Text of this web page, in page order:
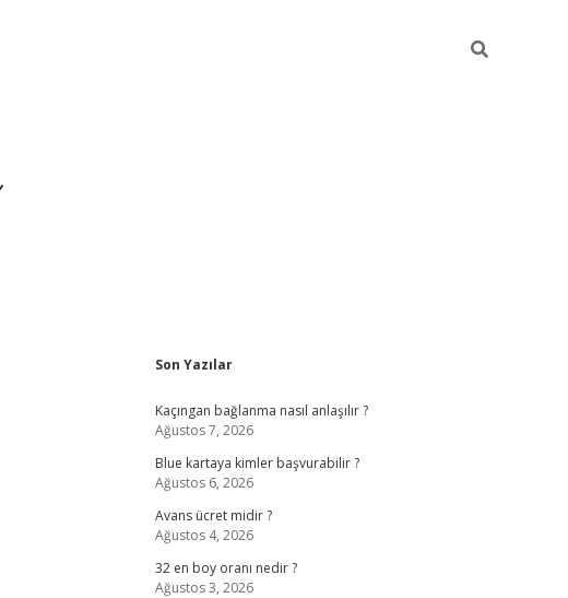
Sidebar
Son Yazılar
Kaçıngan bağlanma nasıl anlaşılır ?
Ağustos 7, 2026
Blue kartaya kimler başvurabilir ?
Ağustos 6, 2026
Avans ücret midir ?
Ağustos 4, 2026
32 en boy oranı nedir ?
Ağustos 3, 2026